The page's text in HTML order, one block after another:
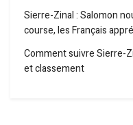
Sierre-Zinal : Salomon
course, les Français
Comment suivre Sierre-
et classement